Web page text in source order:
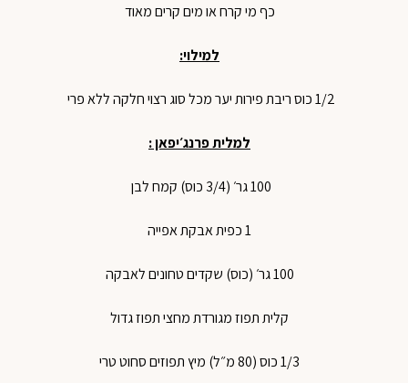
כף מי קרח או מים קרים מאוד
למילוי:
1/2 כוס ריבת פירות יער מכל סוג רצוי חלקה ללא פרי
למלית פרנג׳יפאן :
100 גר׳ (3/4 כוס) קמח לבן
1 כפית אבקת אפייה
100 גר׳ (כוס) שקדים טחונים לאבקה
קלית תפוז מגורדת מחצי תפוז גדול
1/3 כוס (80 מ״ל) מיץ תפוזים סחוט טרי